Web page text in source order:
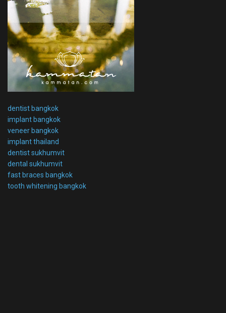
dentist bangkok
implant bangkok
veneer bangkok
implant thailand
dentist sukhumvit
dental sukhumvit
fast braces bangkok
tooth whitening bangkok